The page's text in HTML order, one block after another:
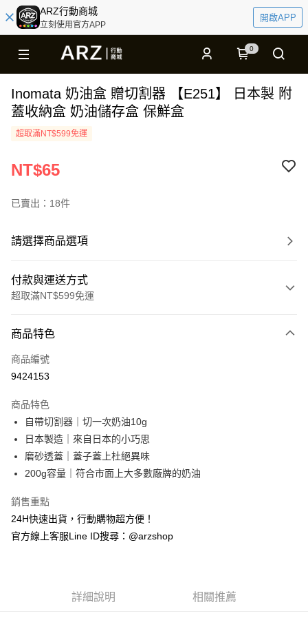
ARZ行動商城
立刻使用官方APP
開啟APP
0
Inomata 奶油盒 贈切割器 【E251】 日本製 附
蓋收納盒 奶油儲存盒 保鮮盒
超取滿NT$599免運
NT$65
已賣出：18件
請選擇商品選項
付款與運送方式
超取滿NT$599免運
信用卡一次付款
超商取貨付款
Apple Pay
街口支付
Google Pay
全盈+PAY
ATM付款
每筆NT$60，滿NT$599(含以上)免運費
商品特色
商品編號
9424153
商品特色
自帶切割器｜切一次奶油10g
日本製造｜來自日本的小巧思
磨砂透蓋｜蓋子蓋上杜絕異味
200g容量｜符合市面上大多數廠牌的奶油
銷售重點
24H快速出貨，行動購物超方便！
官方線上客服Line ID搜尋：@arzshop
詳細說明 相關推薦